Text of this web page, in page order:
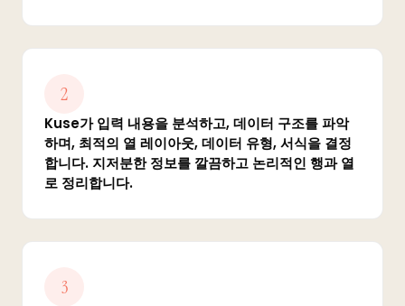
2
Kuse가 입력 내용을 분석하고, 데이터 구조를 파악
하며, 최적의 열 레이아웃, 데이터 유형, 서식을 결정
합니다. 지저분한 정보를 깔끔하고 논리적인 행과 열
로 정리합니다.
3